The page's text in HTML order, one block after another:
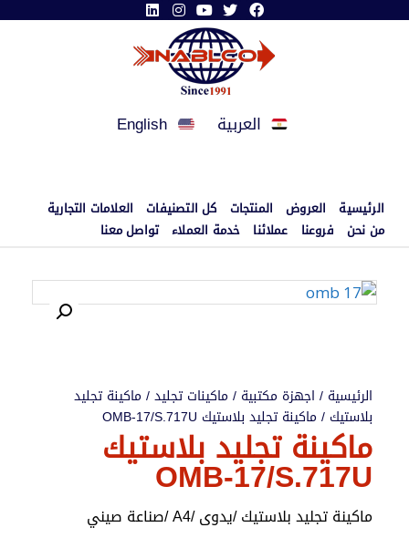
العربية English
الرئيسية العروض المنتجات كل التصنيفات
العلامات التجارية
من نحن فروعنا عملائنا خدمة العملاء تواصل معنا
الرئيسية / اجهزة مكتبية /ماكينات تجليد/ماكينة تجليد
بلاستيك / ماكينة تجليد بلاستيك OMB-17/S.717U
ماكينة تجليد بلاستيك
OMB-17/S.717U
ماكينة تجليد بلاستيك /يدوى /A4 /صناعة صيني